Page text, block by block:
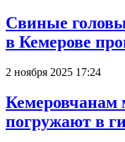
Свиные
в Кемерове
2 ноября 2025 17:24
Кемеровчанам
погружают в